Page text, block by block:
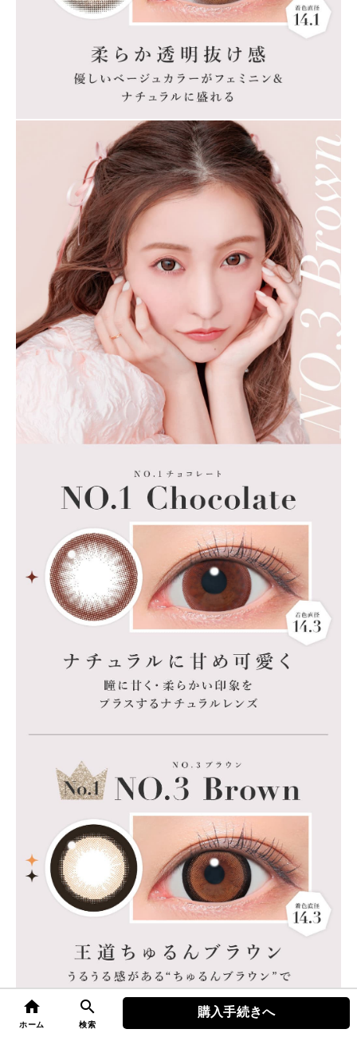
home
ホーム
search
検索
購入手続きへ